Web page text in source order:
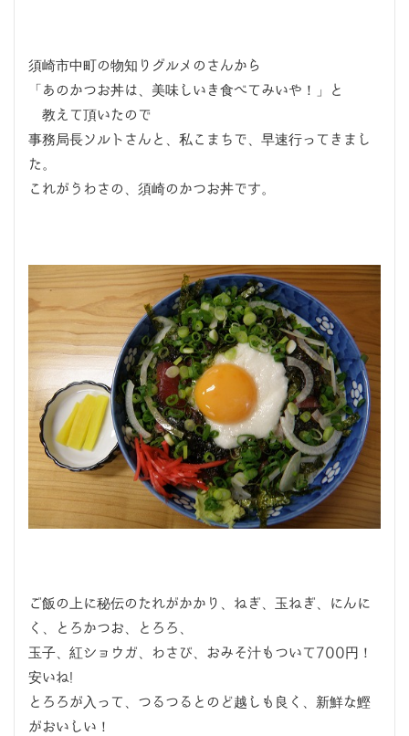
須崎市中町の物知りグルメのさんから
「あのかつお丼は、美味しいき食べてみいや！」と
教えて頂いたので
事務局長ソルトさんと、私こまちで、早速行ってきまし
た。
これがうわさの、須崎のかつお丼です。
ご飯の上に秘伝のたれがかかり、ねぎ、玉ねぎ、にんに
く、とろかつお、とろろ、
玉子、紅ショウガ、わさび、おみそ汁もついて700円！
安いね!
とろろが入って、つるつるとのど越しも良く、新鮮な鰹
がおいしい！